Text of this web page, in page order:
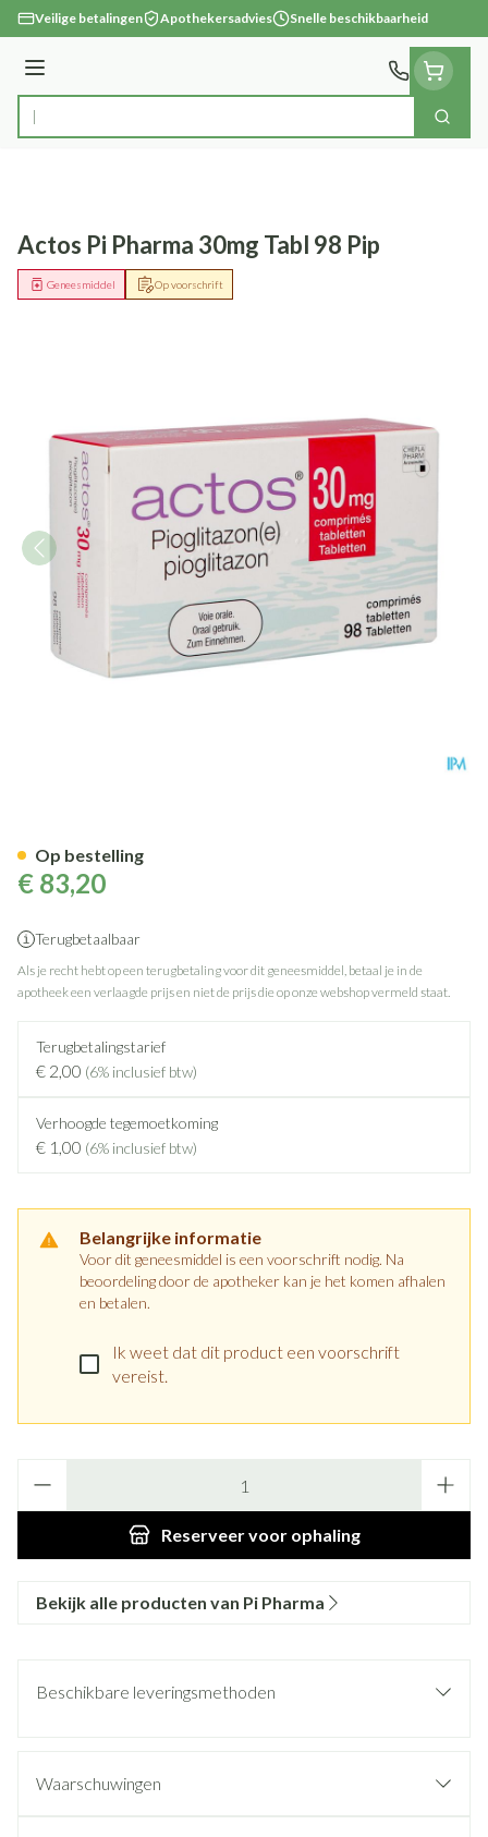
Ga naar de inhoud
Veilige betalingen Apothekersadvies Snelle beschikbaarheid
Menu
Product, merk, categorie... Zoek
Actos Pi Pharma 30mg Tabl 98 Pip
Op voorschrift
Geneesmiddel
€ 83,20
Terugbetaalbaar
Als je recht hebt op een terugbetaling voor dit geneesmiddel, betaal je in de
apotheek een verlaagde prijs en niet de prijs die op onze webshop vermeld staat.
Terugbetalingstarief
€ 2,00 (6% inclusief btw)
Verhoogde tegemoetkoming
€ 1,00 (6% inclusief btw)
Belangrijke informatie
Voor dit geneesmiddel is een voorschrift nodig. Na
beoordeling door de apotheker kan je het komen afhalen
en betalen.
Ik weet dat dit product een voorschrift
vereist.
Reserveervoor ophaling
Op bestelling
Bekijk alle producten van Pi Pharma
Beschikbare leveringsmethoden
Waarschuwingen